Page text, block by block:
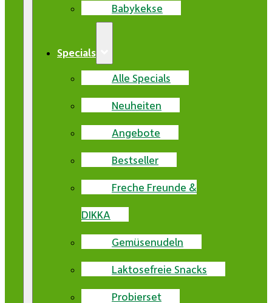
Babykekse
Specials
Alle Specials
Neuheiten
Angebote
Bestseller
Freche Freunde &
DIKKA
Gemüsenudeln
Laktosefreie Snacks
Probierset